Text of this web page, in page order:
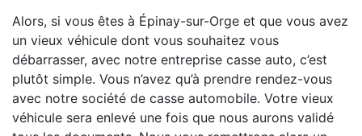
Alors, si vous êtes à Épinay-sur-Orge et que vous avez
un vieux véhicule dont vous souhaitez vous
débarrasser, avec notre entreprise casse auto, c’est
plutôt simple. Vous n’avez qu’à prendre rendez-vous
avec notre société de casse automobile. Votre vieux
véhicule sera enlevé une fois que nous aurons validé